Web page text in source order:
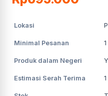
Lokasi
Minimal Pesanan 1
Produk dalam Negeri
Estimasi Serah Terima 1